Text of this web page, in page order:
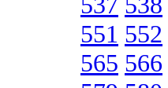
551 552
565 566